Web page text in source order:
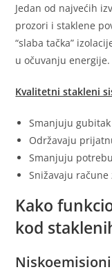
Jedan od najvećih
prozori i staklene
“slaba tačka”
u očuvanju energije.
Kvalitetni stakleni
Smanjuju
Održavaju
Smanjuju
Snižavaju
Kako
kod